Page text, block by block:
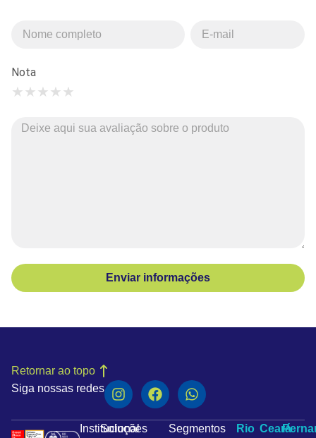
Nota
★
★
★
★
★
Enviar informações
Siga nossas redes
Retornar ao topo
Institucional
Soluções Segmentos
Rio Ceará